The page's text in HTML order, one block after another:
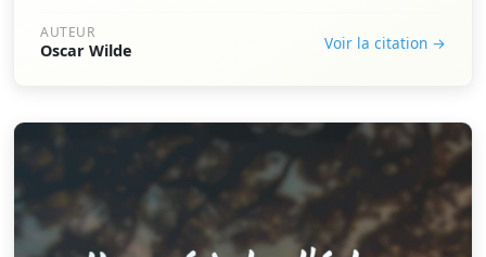
AUTEUR
Oscar Wilde Voir la citation →